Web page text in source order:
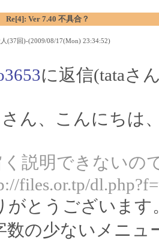
Re[4]: Ver 7.40 不具合？
(37回)-(2009/08/17(Mon) 23:34:52)
に返信(tataさ
さん、こんにちは
く説明できないの
files.or.tp/
がとうございます
数の少ないメニュ